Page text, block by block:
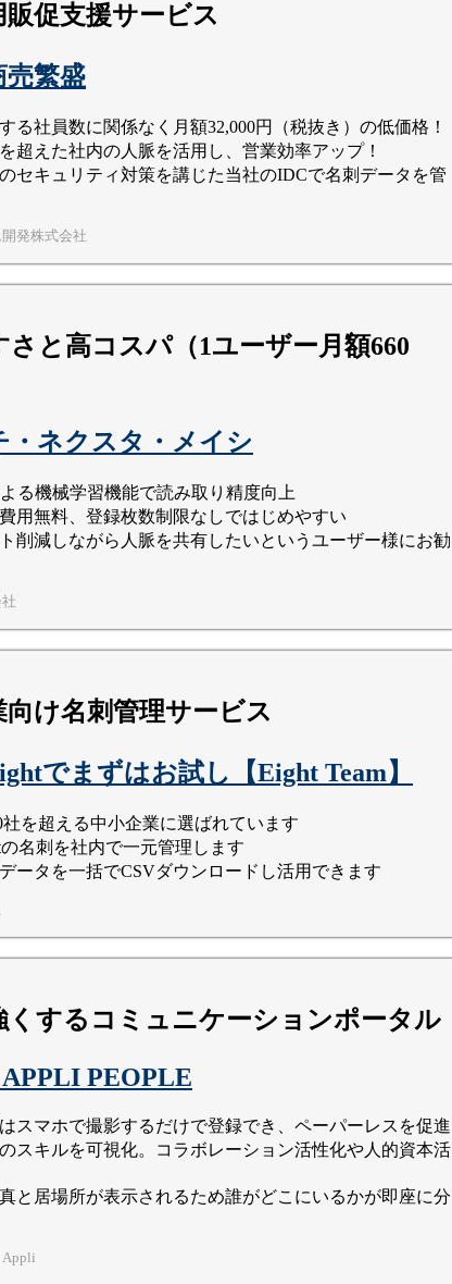
販促支援サービス
売繁盛
る社員数に関係なく月額32,000円（税抜き）の低価格！
超えた社内の人脈を活用し、営業効率アップ！
セキュリティ対策を講じた当社のIDCで名刺データを管
発株式会社
さと高コスパ（1ユーザー月額660
・ネクスタ・メイシ
る機械学習機能で読み取り精度向上
用無料、登録枚数制限なしではじめやすい
削減しながら人脈を共有したいというユーザー様にお勧
向け名刺管理サービス
でまずはお試し【Eight Team】
社を超える中小企業に選ばれています
名刺を社内で一元管理します
ータを一括でCSVダウンロードし活用できます
くするコミュニケーションポータル
PEOPLE
スマホで撮影するだけで登録でき、ペーパーレスを促進
スキルを可視化。コラボレーション活性化や人的資本活
と居場所が表示されるため誰がどこにいるかが即座に分
Appli